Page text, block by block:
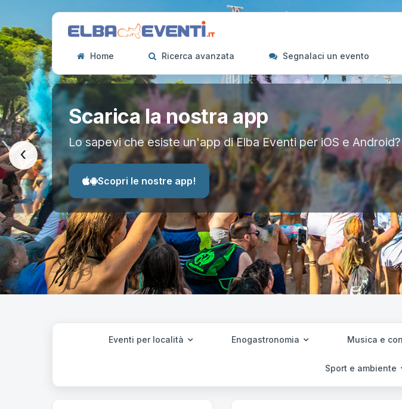
Home Ricerca avanzata Segnalaci un evento
Scarica la nostra app
Lo sapevi che esiste un'app di Elba Eventi per iOS e Android?
Scopri le nostre app!
‹
Eventi per località Enogastronomia Musica e
Sport e ambiente